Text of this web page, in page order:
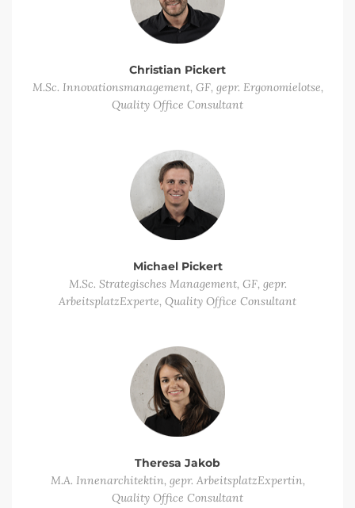
Christian Pickert
M.Sc. Innovationsmanagement, GF, gepr. Ergonomielotse,
Quality Office Consultant
Michael Pickert
M.Sc. Strategisches Management, GF, gepr.
ArbeitsplatzExperte, Quality Office Consultant
Theresa Jakob
M.A. Innenarchitektin, gepr. ArbeitsplatzExpertin,
Quality Office Consultant